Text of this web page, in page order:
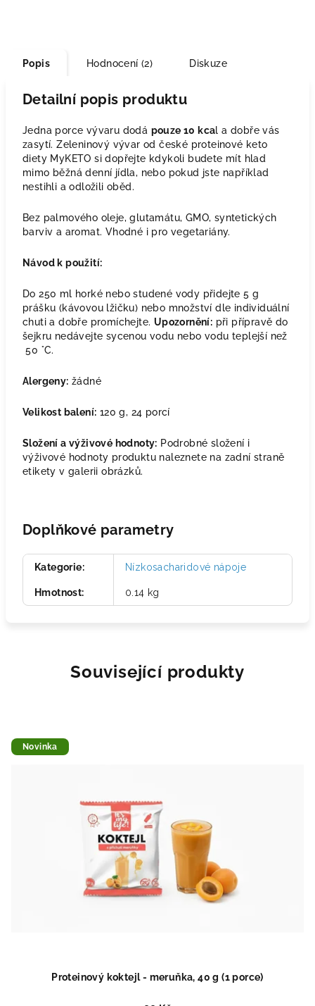
Popis Hodnocení (2) Diskuze
Detailní popis produktu
Jedna porce vývaru dodá pouze 10 kcal a dobře vás
zasytí. Zeleninový vývar od české proteinové keto
diety MyKETO si dopřejte kdykoli budete mít hlad
mimo běžná denní jídla, nebo pokud jste například
nestihli a odložili oběd.
Bez palmového oleje, glutamátu, GMO, syntetických
barviv a aromat. Vhodné i pro vegetariány.
Návod k použití:
Do 250 ml horké nebo studené vody přidejte 5 g
prášku (kávovou lžičku) nebo množství dle individuální
chuti a dobře promíchejte. Upozornění: při přípravě do
šejkru nedávejte sycenou vodu nebo vodu teplejší než
50 °C.
Alergeny: žádné
Velikost balení: 120 g, 24 porcí
Složení a výživové hodnoty: Podrobné složení i
výživové hodnoty produktu naleznete na zadní straně
etikety v galerii obrázků.
Doplňkové parametry
Kategorie: Nízkosacharidové nápoje
Hmotnost: 0.14 kg
Související produkty
Novinka
Proteinový koktejl - meruňka, 40 g (1 porce)